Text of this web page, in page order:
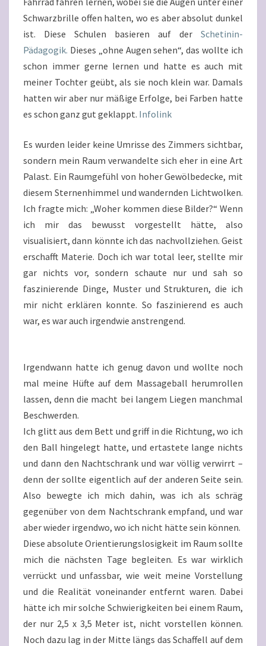
Schwarzbrille offen halten, wo es aber absolut dunkel
ist. Diese Schulen basieren auf der Schetinin-
Pädagogik. Dieses „ohne Augen sehen“, das wollte ich
schon immer gerne lernen und hatte es auch mit
meiner Tochter geübt, als sie noch klein war. Damals
hatten wir aber nur mäßige Erfolge, bei Farben hatte
es schon ganz gut geklappt. Infolink
Es wurden leider keine Umrisse des Zimmers sichtbar,
sondern mein Raum verwandelte sich eher in eine Art
Palast. Ein Raumgefühl von hoher Gewölbedecke, mit
diesem Sternenhimmel und wandernden Lichtwolken.
Ich fragte mich: „Woher kommen diese Bilder?“ Wenn
ich mir das bewusst vorgestellt hätte, also
visualisiert, dann könnte ich das nachvollziehen. Geist
erschafft Materie. Doch ich war total leer, stellte mir
gar nichts vor, sondern schaute nur und sah so
faszinierende Dinge, Muster und Strukturen, die ich
mir nicht erklären konnte. So faszinierend es auch
war, es war auch irgendwie anstrengend.
Irgendwann hatte ich genug davon und wollte noch
mal meine Hüfte auf dem Massageball herumrollen
lassen, denn die macht bei langem Liegen manchmal
Beschwerden.
Ich glitt aus dem Bett und griff in die Richtung, wo ich
den Ball hingelegt hatte, und ertastete lange nichts
und dann den Nachtschrank und war völlig verwirrt –
denn der sollte eigentlich auf der anderen Seite sein.
Also bewegte ich mich dahin, was ich als schräg
gegenüber von dem Nachtschrank empfand, und war
aber wieder irgendwo, wo ich nicht hätte sein können.
Diese absolute Orientierungslosigkeit im Raum sollte
mich die nächsten Tage begleiten. Es war wirklich
verrückt und unfassbar, wie weit meine Vorstellung
und die Realität voneinander entfernt waren. Dabei
hätte ich mir solche Schwierigkeiten bei einem Raum,
der nur 2,5 x 3,5 Meter ist, nicht vorstellen können.
Noch dazu lag in der Mitte längs das Schaffell auf dem